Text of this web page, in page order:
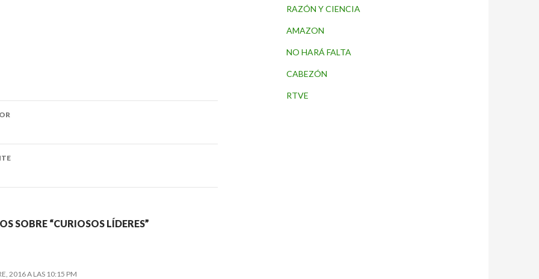
SOBRE “CURIOSOS LÍDERES”
2016 A LAS 10:15 PM
RAZÓN Y CIENCIA
AMAZON
NO HARÁ FALTA
CABEZÓN
RTVE